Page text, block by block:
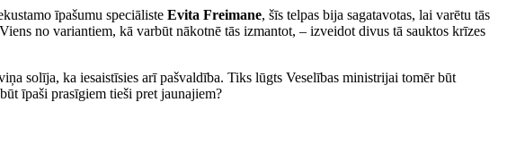
īpašumu speciāliste Evita Freimane, šīs telpas bija sagatavotas, lai varētu tās
no variantiem, kā varbūt nākotnē tās izmantot, – izveidot divus tā sauktos krīzes
solīja, ka iesaistīsies arī pašvaldība. Tiks lūgts Veselības ministrijai tomēr būt
īpaši prasīgiem tieši pret jaunajiem?